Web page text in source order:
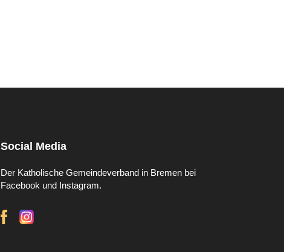
Social Media
Der Katholische Gemeindeverband in Bremen bei
Facebook und Instagram.